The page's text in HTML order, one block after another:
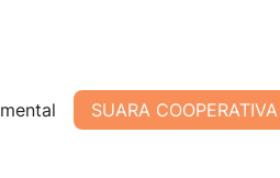
SUARA COOPERATIVA